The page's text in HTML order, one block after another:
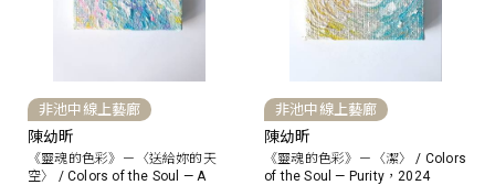
非池中線上藝廊
陳幼昕
《靈魂的色彩》－〈送給妳的天
空〉 / Colors of the Soul — A
非池中線上藝廊
陳幼昕
《靈魂的色彩》－〈潔〉 / Colors
of the Soul — Purity，2024